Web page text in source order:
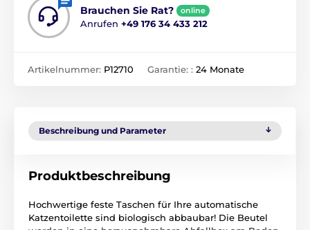
Brauchen Sie Rat? online
Anrufen +49 176 34 433 212
Artikelnummer: P12710 Garantie: : 24 Monate
Beschreibung und Parameter
Produktbeschreibung
Hochwertige feste Taschen für Ihre automatische
Katzentoilette sind biologisch abbaubar! Die Beutel